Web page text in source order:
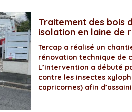
Traitement des bois
isolation en laine de
Tercap a réalisé un
rénovation technique de
L’intervention a débuté
contre les insectes
capricornes) afin